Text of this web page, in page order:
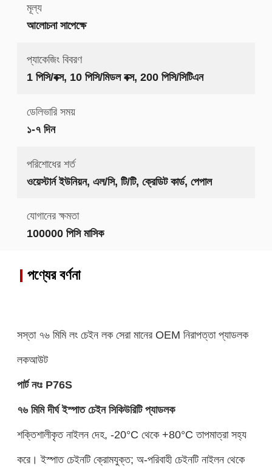
মূল্য
আলোচনা সাপেক্ষে
প্যাকেজিং বিবরণ
1 পিসি/বক্স, 10 পিসি/মিডল বক্স, 200 পিসি/সিটিএন
ডেলিভারি সময়
১-৭ দিন
পরিশোধের শর্ত
ওয়েস্টার্ন ইউনিয়ন, এল/সি, টি/টি, ক্রেডিট কার্ড, পেপাল
যোগানের ক্ষমতা
100000 পিসি মাসিক
পণ্যের বর্ণনা
সস্তা ৭৬ মিমি লং চেইন লক সেরা মানের OEM নিরাপত্তা প্যাডলক
লকআউট
পার্ট নংঃ P76S
৭৬ মিমি দীর্ঘ ইস্পাত চেইন সিকিউরিটি প্যাডলক
শক্তিশালীকৃত নাইলন দেহ, -20°C থেকে +80°C তাপমাত্রা সহ্য
করে। ইস্পাত চেইনটি ক্রোমযুক্ত; অ-পরিবাহী চেইনটি নাইলন থেকে